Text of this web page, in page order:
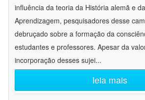
influência da teoria da História alemã e
Aprendizagem, pesquisadores desse
debruçado sobre a formação da
estudantes e professores. Apesar da
incorporação desses sujei...
leia mais